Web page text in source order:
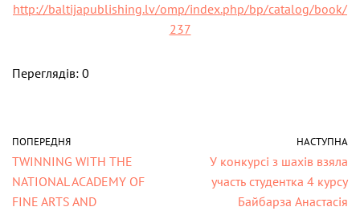
http://baltijapublishing.lv/omp/index.php/bp/catalog/book/
237
Переглядів: 0
ПОПЕРЕДНЯ
TWINNING WITH THE
NATIONAL ACADEMY OF
FINE ARTS AND
НАСТУПНА
У конкурсі з шахів взяла
участь студентка 4 курсу
Байбарза Анастасія